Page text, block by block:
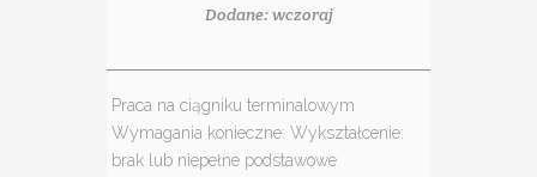
Dodane: wczoraj
Praca na ciągniku terminalowym
Wymagania konieczne: Wykształcenie:
brak lub niepełne podstawowe